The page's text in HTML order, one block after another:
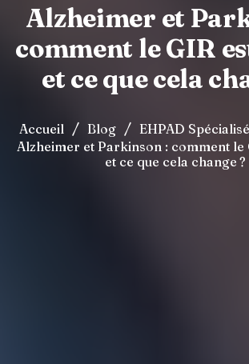
Alzheimer et
comment le GIR
et ce que cela
Accueil / Blog / EHPAD
Alzheimer et Parkinson : comment le
et ce que cela change ?